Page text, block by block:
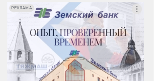
РЕКЛАМА
РЕКЛАМА